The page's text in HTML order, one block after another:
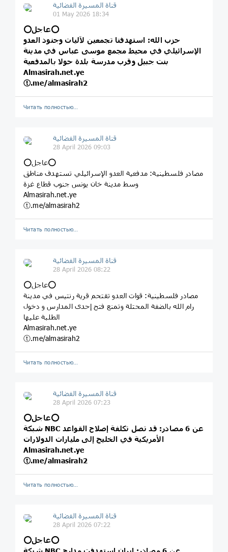
قناة المسيرة الفضائية
01 May 2026 18:34
⭕️عاجل⭕️
حزب الله: استهدفنا تجمعين لآليات وجنود العدو
الإسرائيلي في محيط مجمع موسى عباس في مدينة
بنت جبيل وقرب مدرسة بلدة حولا بالمدفعية
Almasirah.net.ye
ⓣ.me/almasirah2
Читать полностью…
قناة المسيرة الفضائية
28 April 2026 09:03
⭕️عاجل⭕️
مصادر فلسطينية: مدفعية العدو الإسرائيلي تستهدف مناطق
وسط مدينة خان يونس جنوب قطاع غزة
Almasirah.net.ye
ⓣ.me/almasirah2
Читать полностью…
قناة المسيرة الفضائية
28 April 2026 08:22
⭕️عاجل⭕️
مصادر فلسطينية: قوات العدو تقتحم قرية رنتيس في مدينة
رام الله بالضفة المحتلة وتمنع فتح إحدى المدارس و دخول
الطلبة عليها
Almasirah.net.ye
ⓣ.me/almasirah2
Читать полностью…
قناة المسيرة الفضائية
28 April 2026 07:23
⭕️عاجل⭕️
شبكة NBC عن 6 مصادر: قد تصل تكلفة إصلاح القواعد
الأمريكية في الخليج إلى مليارات الدولارات
Almasirah.net.ye
ⓣ.me/almasirah2
Читать полностью…
قناة المسيرة الفضائية
28 April 2026 07:22
⭕️عاجل⭕️